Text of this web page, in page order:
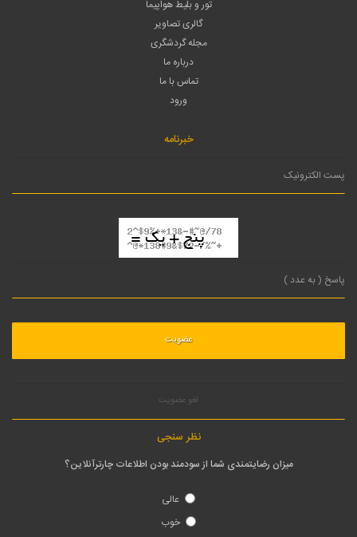
تور و بلیط هواپیما
گالری تصاویر
مجله گردشگری
درباره ما
تماس با ما
ورود
خبرنامه
لغو عضویت
نظر سنجی
میزان رضایتمندی شما از سودمند بودن اطلاعات چارترآنلاین؟
عالی
خوب